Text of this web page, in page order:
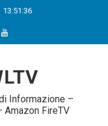
13:51:37
Informazione –
Amazon FireTV